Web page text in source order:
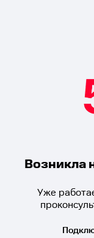
Возникла
Уже